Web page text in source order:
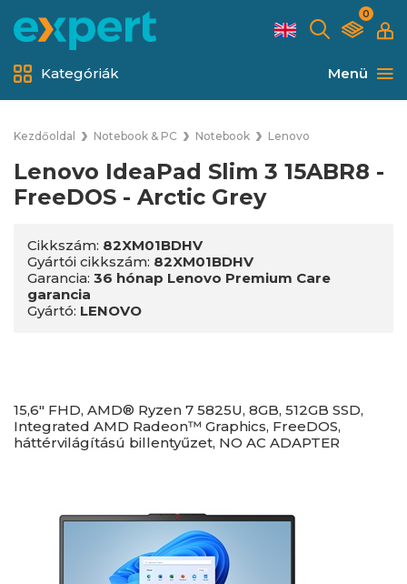
0
Menü
Kategóriák
Kezdőoldal Notebook & PC Notebook Lenovo
Lenovo IdeaPad Slim 3 15ABR8 -
FreeDOS - Arctic Grey
Cikkszám: 82XM01BDHV
Gyártói cikkszám: 82XM01BDHV
Garancia: 36 hónap Lenovo Premium Care
garancia
Gyártó: LENOVO
15,6" FHD, AMD® Ryzen 7 5825U, 8GB, 512GB SSD,
Integrated AMD Radeon™ Graphics, FreeDOS,
háttérvilágítású billentyűzet, NO AC ADAPTER